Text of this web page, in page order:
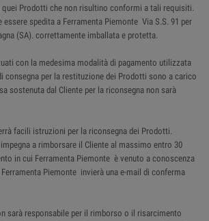
Prodotti che non risultino conformi a tali requisiti.
essere spedita a Ferramenta Piemonte Via S.S. 91 per
(SA). correttamente imballata e protetta.
con la medesima modalità di pagamento utilizzata
consegna per la restituzione dei Prodotti sono a carico
sostenuta dal Cliente per la riconsegna non sarà
facili istruzioni per la riconsegna dei Prodotti.
a rimborsare il Cliente al massimo entro 30
in cui Ferramenta Piemonte è venuto a conoscenza
Piemonte invierà una e-mail di conferma
sarà responsabile per il rimborso o il risarcimento